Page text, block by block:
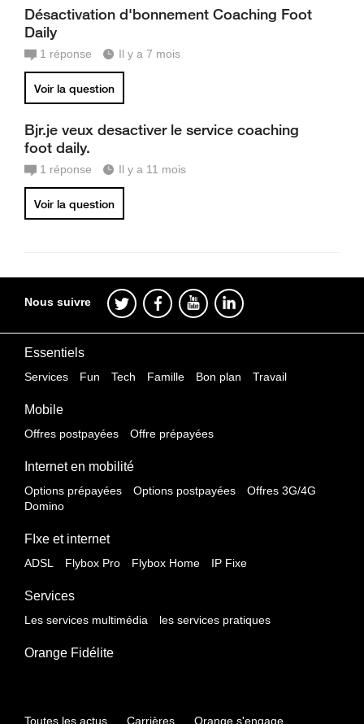
Désactivation d'bonnement Coaching Foot
Daily
1 réponse Il y a 7 mois
Voir la question
Bjr.je veux desactiver le service coaching
foot daily.
1 réponse Il y a 11 mois
Voir la question
Nous suivre
Essentiels
Services Fun Tech Famille Bon plan Travail
Mobile
Offres postpayées Offre prépayées
Internet en mobilité
Options prépayées Options postpayées
Offres 3G/4G
Domino
FIxe et internet
ADSL Flybox Pro Flybox Home IP Fixe
Services
Les services multimédia les services pratiques
Orange Fidélite
Toutes les actus Carrières Orange s'engage